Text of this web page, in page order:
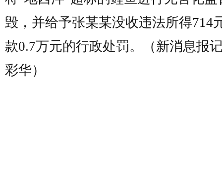
毁，并给予张某某没收违法所得714
款0.7万元的行政处罚。（新消息报
彩华）